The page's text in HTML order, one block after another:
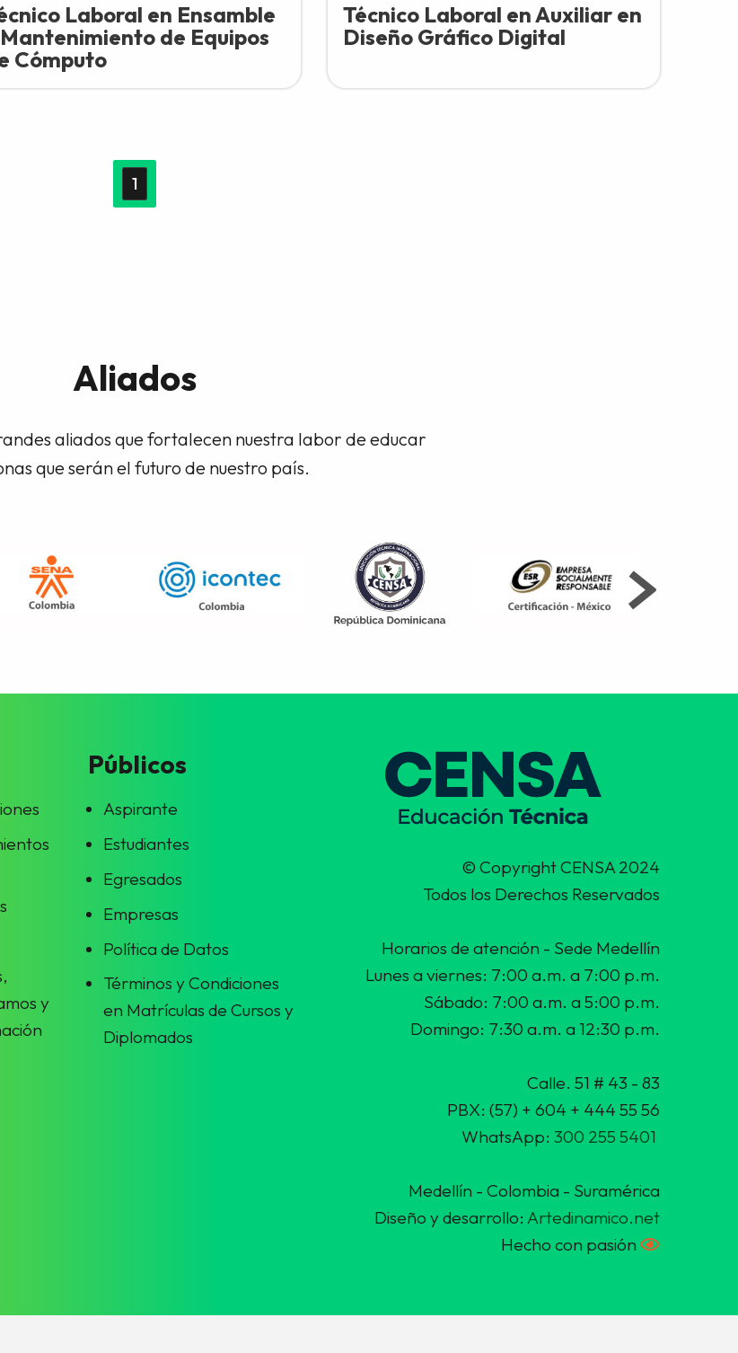
Laboral en Ensamble
de Equipos
Cómputo
Técnico Laboral en Auxiliar en
Diseño Gráfico Digital
1
Aliados
aliados que fortalecen nuestra labor de educar
que serán el futuro de nuestro país.
y
Públicos
Aspirante
Estudiantes
Egresados
Empresas
Política de Datos
Términos y Condiciones
en Matrículas de Cursos y
Diplomados
© Copyright CENSA 2024
Todos los Derechos Reservados
Horarios de atención - Sede Medellín
Lunes a viernes: 7:00 a.m. a 7:00 p.m.
Sábado: 7:00 a.m. a 5:00 p.m.
Domingo: 7:30 a.m. a 12:30 p.m.
Calle. 51 # 43 - 83
PBX: (57) + 604 + 444 55 56
WhatsApp: 300 255 5401
Medellín - Colombia - Suramérica
Diseño y desarrollo: Artedinamico.net
Hecho con pasión